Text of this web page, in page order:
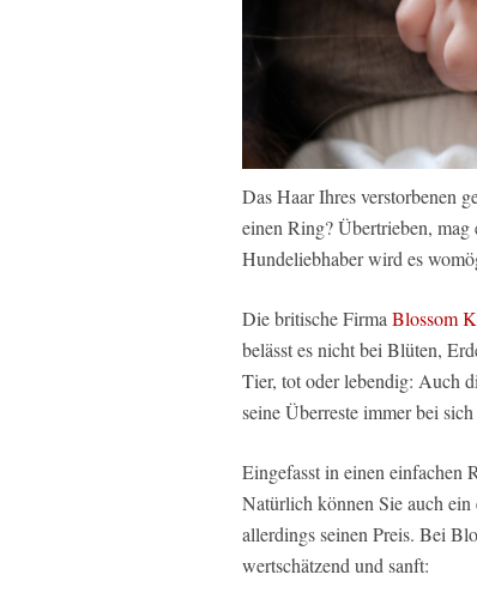
Das Haar Ihres verstorbenen
einen Ring? Übertrieben, mag
Hundeliebhaber wird es
Die britische FirmaBlossom
belässt es nicht bei Blüten,
Tier, tot oder lebendig: Auch
seine Überreste immer bei
Eingefasst in einen einfachen
Natürlich können Sie auch
allerdings seinen Preis. Bei
wertschätzend und sanft: